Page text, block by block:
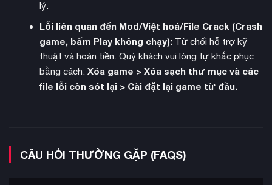
giờ chỉ với nội dung chính, chưa kể các nhiệm vụ phụ.
lý.
Lỗi liên quan đến Mod/Việt hoá/File Crack (Crash
game, bấm Play không chạy):Từ chối hỗ trợ kỹ
thuật và hoàn tiền. Quý khách vui lòng tự khắc phục
bằng cách: Xóa game > Xóa sạch thư mục và các
file lỗi còn sót lại > Cài đặt lại game từ đầu.
CÂU HỎI THƯỜNG GẶP (FAQS)